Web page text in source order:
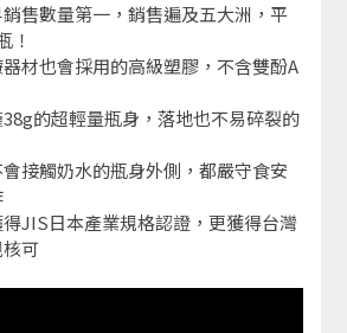
售數量第一，銷售遍及五大洲，平
！
材也會採用的高級塑膠，不含雙酚A
的超輕量瓶身，落地也不易碎裂的
接觸奶水的瓶身外側，都嚴守食安
JIS日本產業規格認證，更獲得台灣
可